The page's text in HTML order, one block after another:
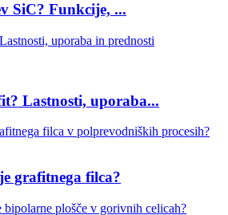
SiC? Funkcije, ...
Lastnosti, uporaba...
grafitnega filca?